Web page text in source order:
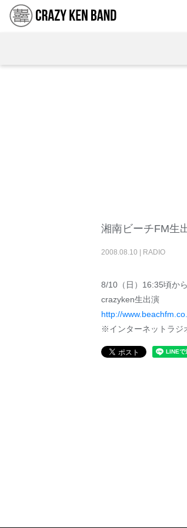
湘南ビーチFM生
2008.08.10 RADIO
8/10（日）16:35頃から
crazyken生出演
http://
※インターネットラジ